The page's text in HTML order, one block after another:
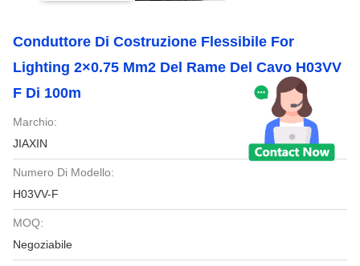
Conduttore Di Costruzione Flessibile For
Lighting 2×0.75 Mm2 Del Rame Del Cavo H03VV
F Di 100m
Marchio:
JIAXIN
Numero Di Modello:
H03VV-F
MOQ:
Negoziabile